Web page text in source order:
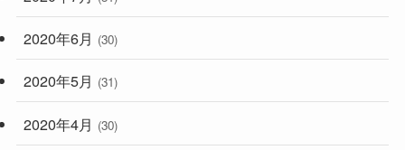
2020年6月 (30)
2020年5月 (31)
2020年4月 (30)